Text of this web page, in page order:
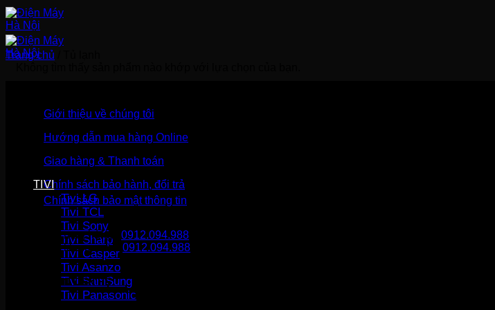
Bỏ
qua
nội
dung
TIVI
Tivi LG
Tivi TCL
Tivi Sony
Tivi Sharp
Tivi Casper
Tivi Asanzo
Tivi SamSung
Tivi Panasonic
Trang chủ
Giới thiệu về chúng tôi
Hướng dẫn mua hàng Online
Giao hàng & Thanh toán
Chính sách bảo hành, đổi trả
Chính sách bảo mật thông tin
Gọi mua hàng 0912.094.988
Gọi khiếu nại 0912.094.988
THÔNG TIN LIÊN HỆ